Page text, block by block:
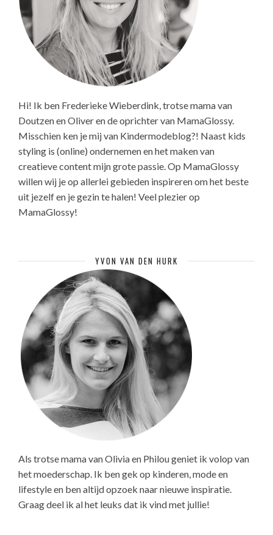
Hi! Ik ben Frederieke Wieberdink, trotse mama van
Doutzen en Oliver en de oprichter van MamaGlossy.
Misschien ken je mij van Kindermodeblog?! Naast kids
styling is (online) ondernemen en het maken van
creatieve content mijn grote passie. Op MamaGlossy
willen wij je op allerlei gebieden inspireren om het beste
uit jezelf en je gezin te halen! Veel plezier op
MamaGlossy!
YVON VAN DEN HURK
Als trotse mama van Olivia en Philou geniet ik volop van
het moederschap. Ik ben gek op kinderen, mode en
lifestyle en ben altijd opzoek naar nieuwe inspiratie.
Graag deel ik al het leuks dat ik vind met jullie!